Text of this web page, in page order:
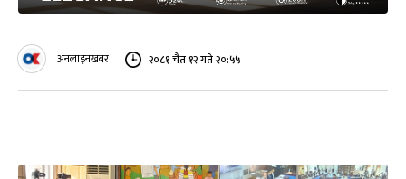
अनलाइनखबर २०८१ चैत १२ गते २०:५५